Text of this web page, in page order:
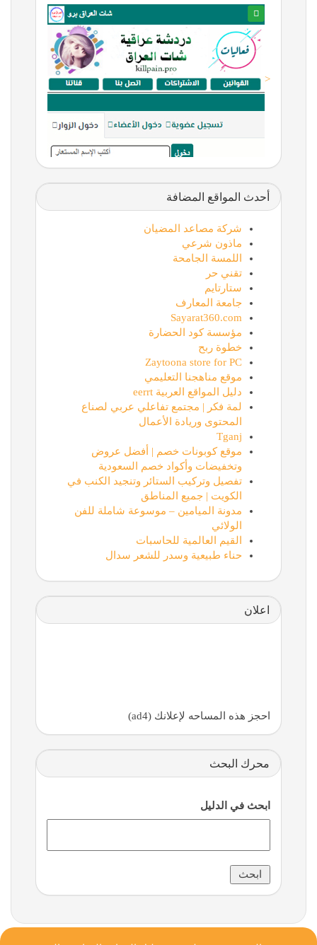
<
أحدث المواقع المضافة
شركة مصاعد المضيان
ماذون شرعي
اللمسة الجامحة
تقني حر
ستارتايم
جامعة المعارف
Sayarat360.com
مؤسسة كود الحضارة
خطوة ربح
Zaytoona store for PC
موقع مناهجنا التعليمي
دليل المواقع العربية eerrt
لمة فكر | مجتمع تفاعلي عربي لصناع
المحتوى وريادة الأعمال
Tganj
موقع كوبونات خصم | أفضل عروض
وتخفيضات وأكواد خصم السعودية
تفصيل وتركيب الستائر وتنجيد الكنب في
الكويت | جميع المناطق
مدونة الميامين – موسوعة شاملة للفن
الولائي
القيم العالمية للحاسبات
حناء طبيعية وسدر للشعر سدال
اعلان
احجز هذه المساحه لإعلانك (ad4)
محرك البحث
ابحث في الدليل